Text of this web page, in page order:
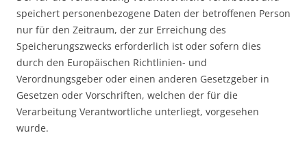
speichert personenbezogene Daten der betroffenen Person
nur für den Zeitraum, der zur Erreichung des
Speicherungszwecks erforderlich ist oder sofern dies
durch den Europäischen Richtlinien- und
Verordnungsgeber oder einen anderen Gesetzgeber in
Gesetzen oder Vorschriften, welchen der für die
Verarbeitung Verantwortliche unterliegt, vorgesehen
wurde.